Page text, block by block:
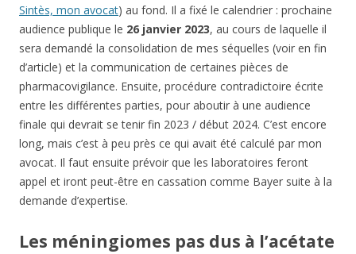
Sintès, mon avocat) au fond. Il a fixé le calendrier : prochaine
audience publique le 26 janvier 2023, au cours de laquelle il
sera demandé la consolidation de mes séquelles (voir en fin
d’article) et la communication de certaines pièces de
pharmacovigilance. Ensuite, procédure contradictoire écrite
entre les différentes parties, pour aboutir à une audience
finale qui devrait se tenir fin 2023 / début 2024. C’est encore
long, mais c’est à peu près ce qui avait été calculé par mon
avocat. Il faut ensuite prévoir que les laboratoires feront
appel et iront peut-être en cassation comme Bayer suite à la
demande d’expertise.
Les méningiomes pas dus à l’acétate